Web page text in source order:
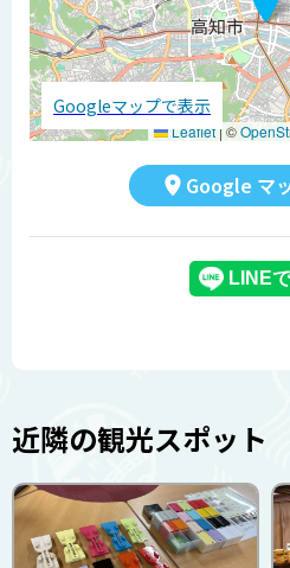
Leaflet | ©
Googleマップで表示
Google マ
近隣の観光スポット